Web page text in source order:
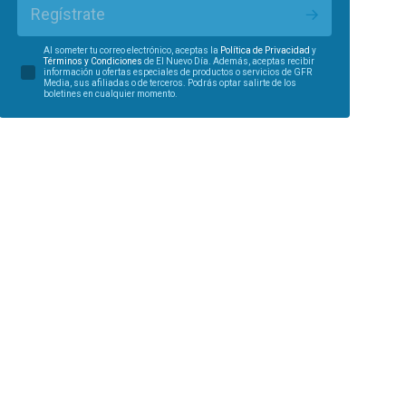
Regístrate
Al someter tu correo electrónico, aceptas la Política de Privacidad y
Términos y Condiciones de El Nuevo Día. Además, aceptas recibir
información u ofertas especiales de productos o servicios de GFR
Media, sus afiliadas o de terceros. Podrás optar salirte de los
boletines en cualquier momento.